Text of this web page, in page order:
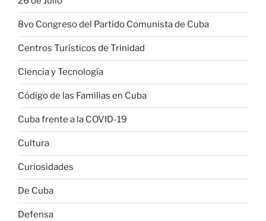
8vo Congreso del Partido Comunista de Cuba
Centros Turísticos de Trinidad
Ciencia y Tecnología
Código de las Familias en Cuba
Cuba frente a la COVID-19
Cultura
Curiosidades
De Cuba
Defensa